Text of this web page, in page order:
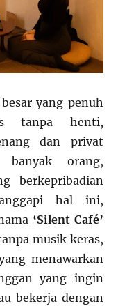
yang penuh
tanpa henti,
dan privat
banyak orang,
berkepribadian
hal ini,
‘Silent Café’
musik keras,
menawarkan
yang ingin
bekerja dengan